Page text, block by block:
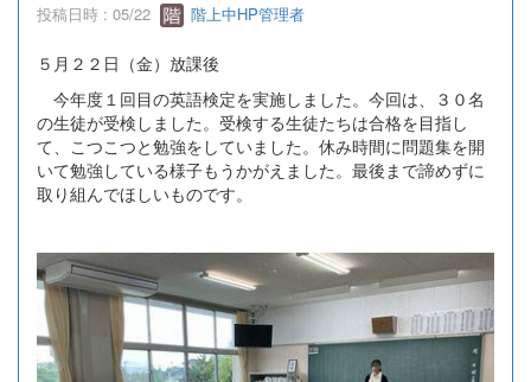
投稿日時 : 05/22 階上中HP管理者
５月２２日（金）放課後
今年度１回目の英語検定を実施しました。今回は、３０名
の生徒が受検しました。受検する生徒たちは合格を目指し
て、こつこつと勉強をしていました。休み時間に問題集を開
いて勉強している様子もうかがえました。最後まで諦めずに
取り組んでほしいものです。